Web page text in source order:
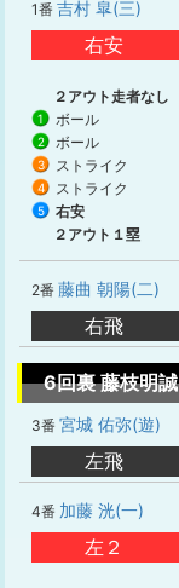
1番 吉村 皐(三)
右安
２アウト走者なし
1 ボール
2 ボール
3 ストライク
4 ストライク
5
右安
２アウト１塁
2番 藤曲 朝陽(二)
右飛
6回裏 藤枝明誠
3番 宮城 佑弥(遊)
左飛
4番 加藤 洸(一)
左２